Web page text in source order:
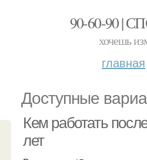
90-60-90 |
хочешь
главная
Доступные
Кем работать
лет